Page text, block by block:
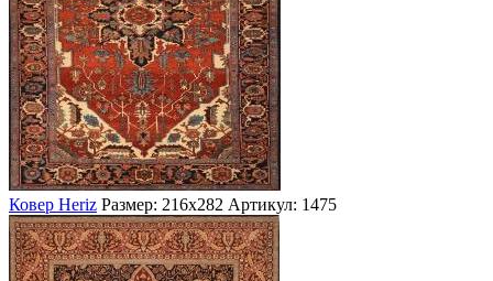
Ковер Heriz Размер: 216х282 Артикул: 1475